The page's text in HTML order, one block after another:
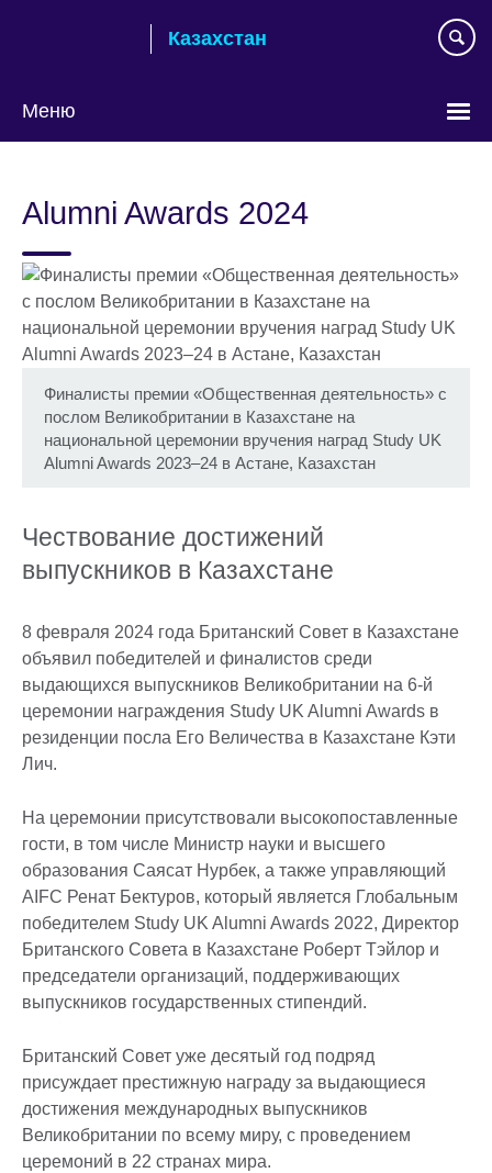
Казахстан
Меню
Alumni Awards 2024
Финалисты премии «Общественная деятельность» с
послом Великобритании в Казахстане на
национальной церемонии вручения наград Study UK
Alumni Awards 2023–24 в Астане, Казахстан
Чествование достижений
выпускников в Казахстане
8 февраля 2024 года Британский Совет в Казахстане
объявил победителей и финалистов среди
выдающихся выпускников Великобритании на 6-й
церемонии награждения Study UK Alumni Awards в
резиденции посла Его Величества в Казахстане Кэти
Лич.
На церемонии присутствовали высокопоставленные
гости, в том числе Министр науки и высшего
образования Саясат Нурбек, а также управляющий
AIFC Ренат Бектуров, который является Глобальным
победителем Study UK Alumni Awards 2022, Директор
Британского Совета в Казахстане Роберт Тэйлор и
председатели организаций, поддерживающих
выпускников государственных стипендий.
Британский Совет уже десятый год подряд
присуждает престижную награду за выдающиеся
достижения международных выпускников
Великобритании по всему миру, с проведением
церемоний в 22 странах мира.